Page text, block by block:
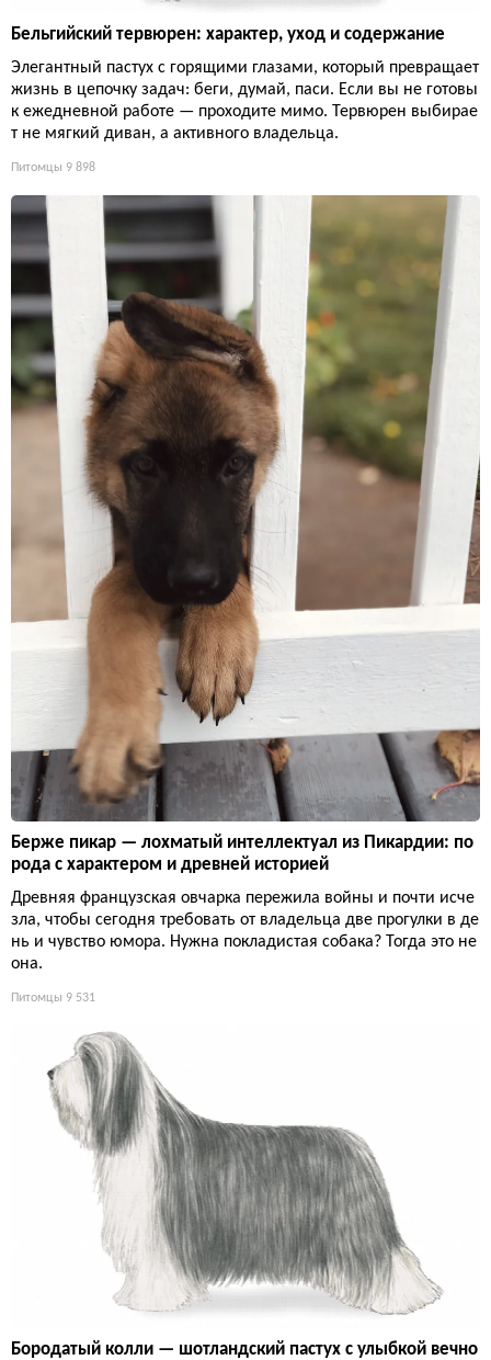
Бельгийский тервюрен: характер, уход и содержание
Элегантный пастух с горящими глазами, который превращает
жизнь в цепочку задач: беги, думай, паси. Если вы не готовы
к ежедневной работе — проходите мимо. Тервюрен выбирае
т не мягкий диван, а активного владельца.
Питомцы 9 898
Берже пикар — лохматый интеллектуал из Пикардии: по
рода с характером и древней историей
Древняя французская овчарка пережила войны и почти исче
зла, чтобы сегодня требовать от владельца две прогулки в де
нь и чувство юмора. Нужна покладистая собака? Тогда это не
она.
Питомцы 9 531
Бородатый колли — шотландский пастух с улыбкой вечно